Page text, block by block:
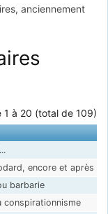
anciennement
1 à 20 (total de 109)
encore et après
barbarie
conspirationnisme